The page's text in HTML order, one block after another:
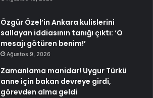
Özgür Özel’in Ankara kulislerini
sallayan iddiasının tanığı çıktı: ‘O
mesajı götüren benim!’
Ağustos 9, 2026
Zamanlama manidar! Uygur Türkü
anne için bakan devreye girdi,
görevden alma geldi